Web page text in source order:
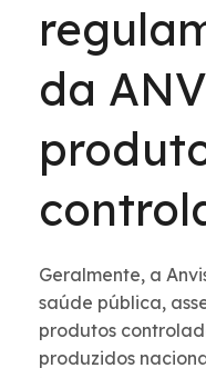
da
Geralmente, a
saúde pública,
produtos
produzidos